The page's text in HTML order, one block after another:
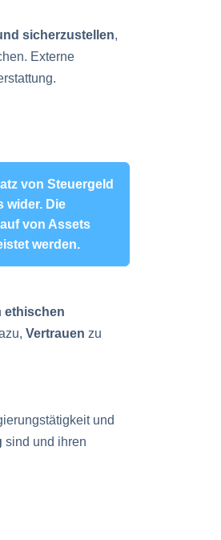
sicherzustellen,
Externe
von Steuergeld
wider. Die
von Assets
werden.
ethischen
Vertrauen zu
und
sind und ihren